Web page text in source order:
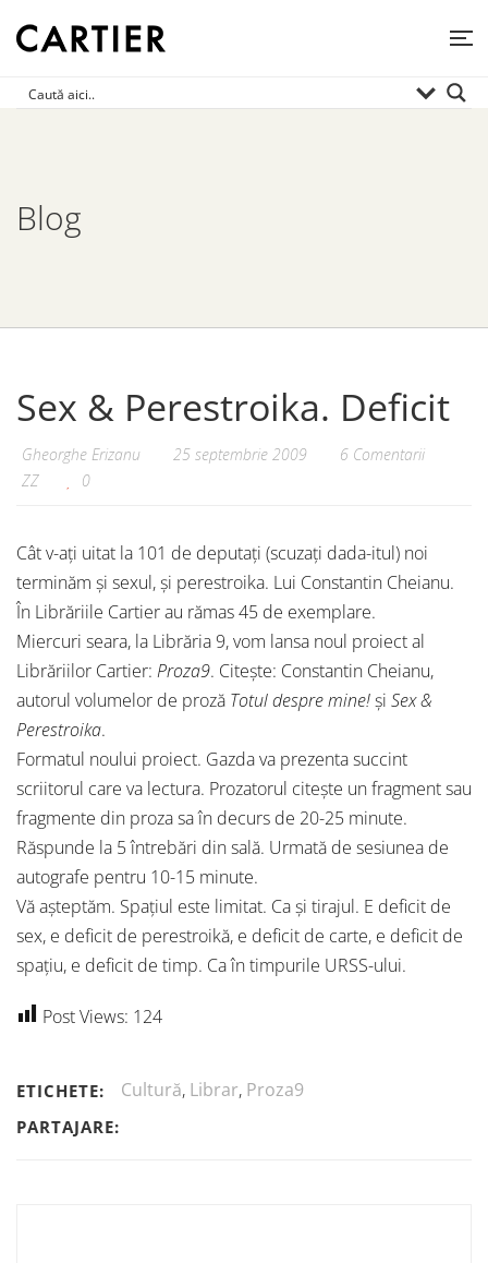
Blog
Sex & Perestroika. Deficit
Gheorghe Erizanu 25 septembrie 2009
6 Comentarii
ZZ
0
Cât v-ați uitat la 101 de deputați (scuzați dada-itul) noi
terminăm și sexul, și perestroika. Lui Constantin Cheianu.
În Librăriile Cartier au rămas 45 de exemplare.
Miercuri seara, la Librăria 9, vom lansa noul proiect al
Librăriilor Cartier: Proza9. Citește: Constantin Cheianu,
autorul volumelor de proză Totul despre mine!și Sex &
Perestroika.
Formatul noului proiect. Gazda va prezenta succint
scriitorul care va lectura. Prozatorul citește un fragment sau
fragmente din proza sa în decurs de 20-25 minute.
Răspunde la 5 întrebări din sală. Urmată de sesiunea de
autografe pentru 10-15 minute.
Vă așteptăm. Spațiul este limitat. Ca și tirajul. E deficit de
sex, e deficit de perestroikă, e deficit de carte, e deficit de
spațiu, e deficit de timp. Ca în timpurile URSS-ului.
Post Views: 124
ETICHETE: Cultură, Librar, Proza9
PARTAJARE: